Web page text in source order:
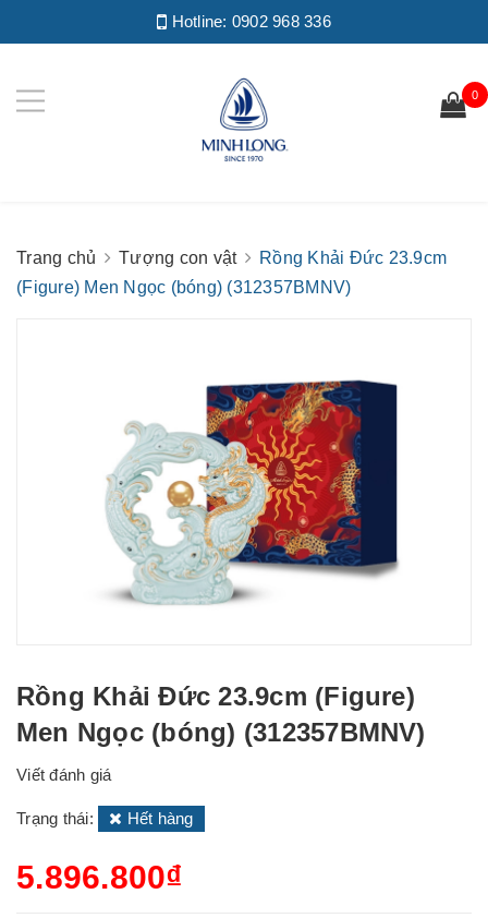
Hotline: 0902 968 336
0
Trang chủ Tượng con vật
Rồng Khải Đức 23.9cm
(Figure) Men Ngọc (bóng) (312357BMNV)
Rồng Khải Đức 23.9cm (Figure)
Men Ngọc (bóng) (312357BMNV)
Viết đánh giá
Trạng thái: Hết hàng
5.896.800₫